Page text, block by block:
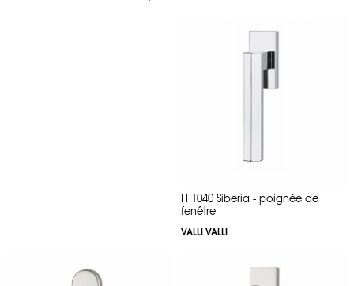
H 1040 Siberia - poignée de
fenêtre
VALLI VALLI